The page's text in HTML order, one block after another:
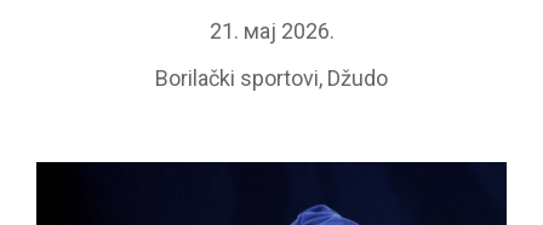
21. мај 2026.
Borilački sportovi, Džudo